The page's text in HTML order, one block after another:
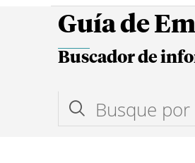
Guía de
Buscador de